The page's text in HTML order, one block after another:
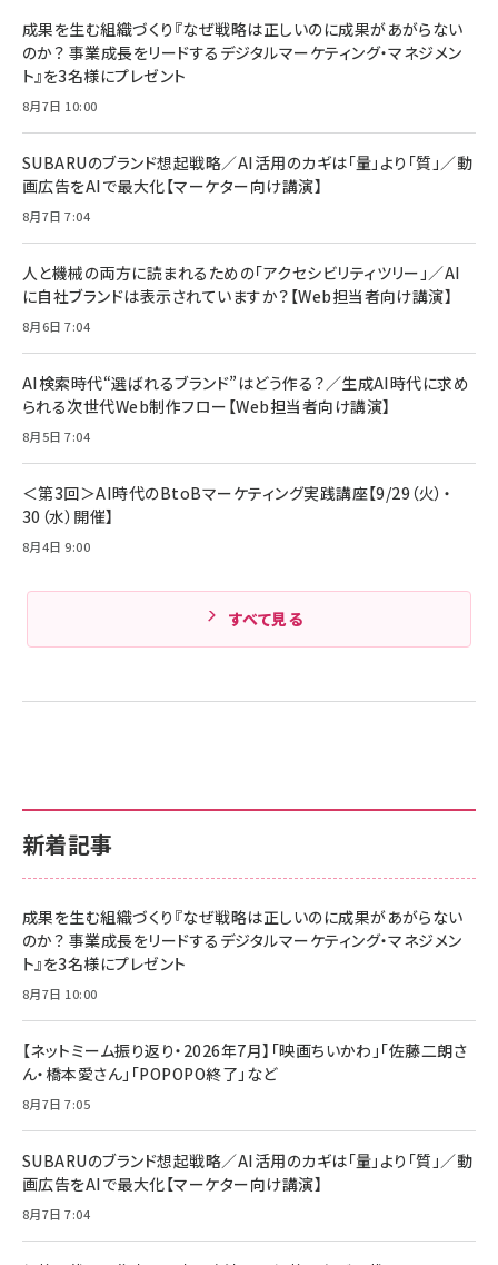
￥1,100
anan(アンアン)2026/07/08号
￥880
組織の成果を最大化する ルールのデザイン
Amazonランキングをもっと見る
止 貼りやすい ガイド枠付き いPhone17 (6.3
インチ) 対応 2枚セット DSP25F1698
￥1,599
￥6,980
全ワイヤレスイヤホン/アクティブノイズキャンセリ
技術基準適合】ブラック
￥5,990
ケーブル Anker絡まないケーブル 240W 結束バン
ド付き USB PD対応 シリコン素材採用 iPhone
17 / 16 / 15 / Galaxy iPad Pro MacBook
Pro/Air 各種対応 (1.8m ミッドナイトブラック)
￥1,890
￥5,000
Anker PowerLine III Flow USB-C & USB-
MacBook Pro/Air 各種対応 (1.8m ミッドナ
イトブラック)
￥1,890
サッポロ 生ビール 黒ラベル 350ml 缶 24本 ビー
ル ケース買い【6/30応募〆切! 黒ラベルビヤセラー
￥4,857
新着記事
成果を生む組織づくり『なぜ戦略は正しいのに成果があがらない
のか？ 事業成長をリードするデジタルマーケティング・マネジメン
ト』を3名様にプレゼント
8月7日 10:00
【ネットミーム振り返り・2026年7月】「映画ちいかわ」「佐藤二朗さ
ん・橋本愛さん」「POPOPO終了」など
8月7日 7:05
SUBARUのブランド想起戦略／AI活用のカギは「量」より「質」／動
画広告をAIで最大化【マーケター向け講演】
8月7日 7:04
成果を生む組織づくり『なぜ戦略は正しいのに成果があがらない
のか？ 事業成長をリードするデジタルマーケティング・マネジメン
ト』を3名様にプレゼント
8月7日 10:00
SUBARUのブランド想起戦略／AI活用のカギは「量」より「質」／動
画広告をAIで最大化【マーケター向け講演】
8月7日 7:04
人と機械の両方に読まれるための「アクセシビリティツリー」／AI
に自社ブランドは表示されていますか？【Web担当者向け講演】
8月6日 7:04
AI検索時代“選ばれるブランド”はどう作る？／生成AI時代に求め
られる次世代Web制作フロー【Web担当者向け講演】
8月5日 7:04
＜第3回＞AI時代のBtoBマーケティング実践講座【9/29（火）・
30（水）開催】
8月4日 9:00
すべて見る